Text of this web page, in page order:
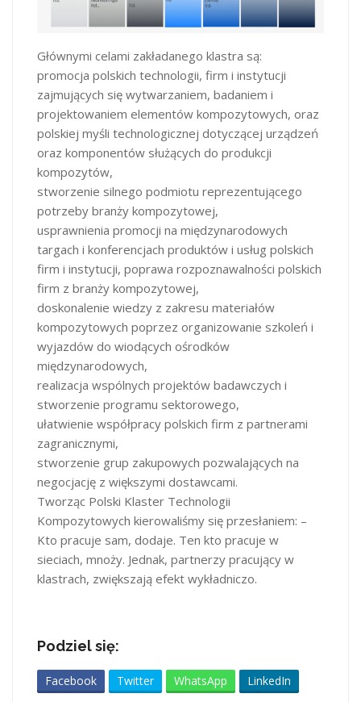
Głównymi celami zakładanego klastra są:
promocja polskich technologii, firm i instytucji
zajmujących się wytwarzaniem, badaniem i
projektowaniem elementów kompozytowych, oraz
polskiej myśli technologicznej dotyczącej urządzeń
oraz komponentów służących do produkcji
kompozytów,
stworzenie silnego podmiotu reprezentującego
potrzeby branży kompozytowej,
usprawnienia promocji na międzynarodowych
targach i konferencjach produktów i usług polskich
firm i instytucji, poprawa rozpoznawalności polskich
firm z branży kompozytowej,
doskonalenie wiedzy z zakresu materiałów
kompozytowych poprzez organizowanie szkoleń i
wyjazdów do wiodących ośrodków
międzynarodowych,
realizacja wspólnych projektów badawczych i
stworzenie programu sektorowego,
ułatwienie współpracy polskich firm z partnerami
zagranicznymi,
stworzenie grup zakupowych pozwalających na
negocjację z większymi dostawcami.
Tworząc Polski Klaster Technologii
Kompozytowych kierowaliśmy się przesłaniem: –
Kto pracuje sam, dodaje. Ten kto pracuje w
sieciach, mnoży. Jednak, partnerzy pracujący w
klastrach, zwiększają efekt wykładniczo.
Podziel się:
Facebook Twitter WhatsApp LinkedIn